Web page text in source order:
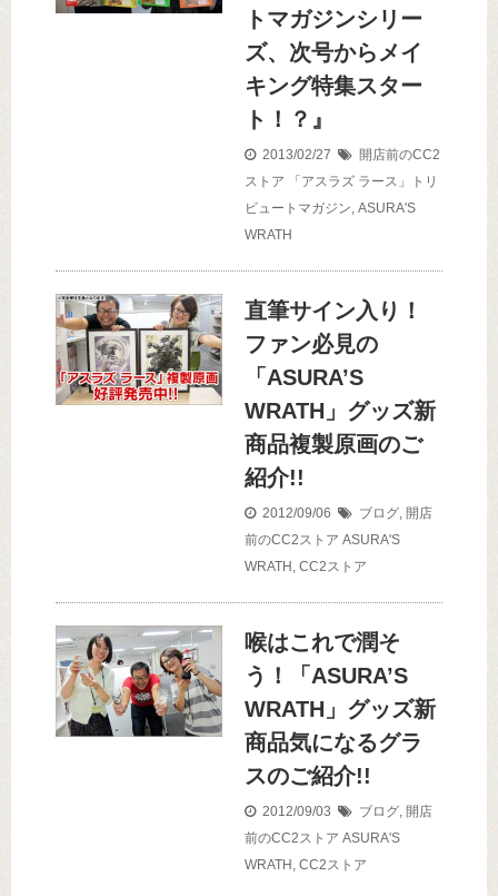
トマガジンシリー
ズ、次号からメイ
キング特集スター
ト！？』
2013/02/27
開店前のCC2
ストア
「アスラズ ラース」トリ
ビュートマガジン, ASURA'S
WRATH
直筆サイン入り！
ファン必見の
「ASURA’S
WRATH」グッズ新
商品複製原画のご
紹介!!
2012/09/06 ブログ, 開店
前のCC2ストア ASURA'S
WRATH , CC2ストア
喉はこれで潤そ
う！「ASURA’S
WRATH」グッズ新
商品気になるグラ
スのご紹介!!
2012/09/03 ブログ, 開店
前のCC2ストア ASURA'S
WRATH , CC2ストア